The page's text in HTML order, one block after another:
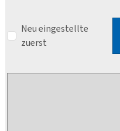
Neu eingestellte
zuerst